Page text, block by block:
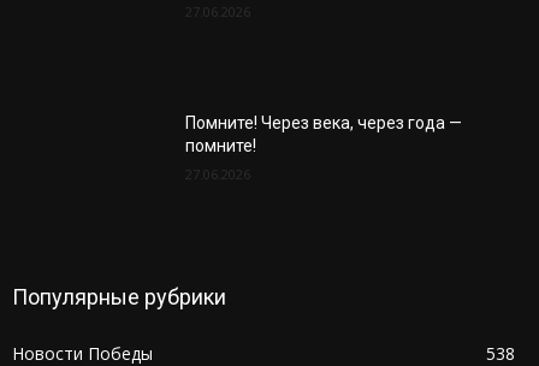
27.06.2026
Помните! Через века, через года —
помните!
27.06.2026
Популярные рубрики
Новости Победы
538